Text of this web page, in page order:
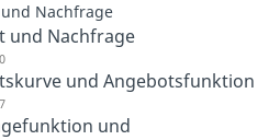
Nachfrage
und Nachfrage
und Angebotsfunktion
und